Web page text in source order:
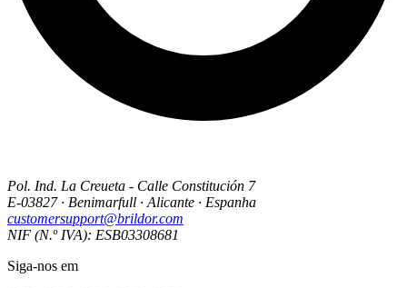
Pol. Ind. La Creueta - Calle Constitución 7
E-03827 · Benimarfull · Alicante · Espanha
customersupport@brildor.com
NIF (N.º IVA): ESB03308681
Siga-nos em